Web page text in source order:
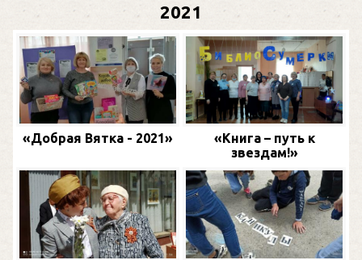
2021
«Добрая Вятка - 2021»
«Книга – путь к
звездам!»